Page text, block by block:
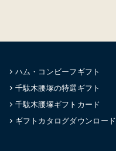
ハム・コンビーフギフト
千駄木腰塚の特選ギフト
千駄木腰塚ギフトカード
ギフトカタログダウンロード